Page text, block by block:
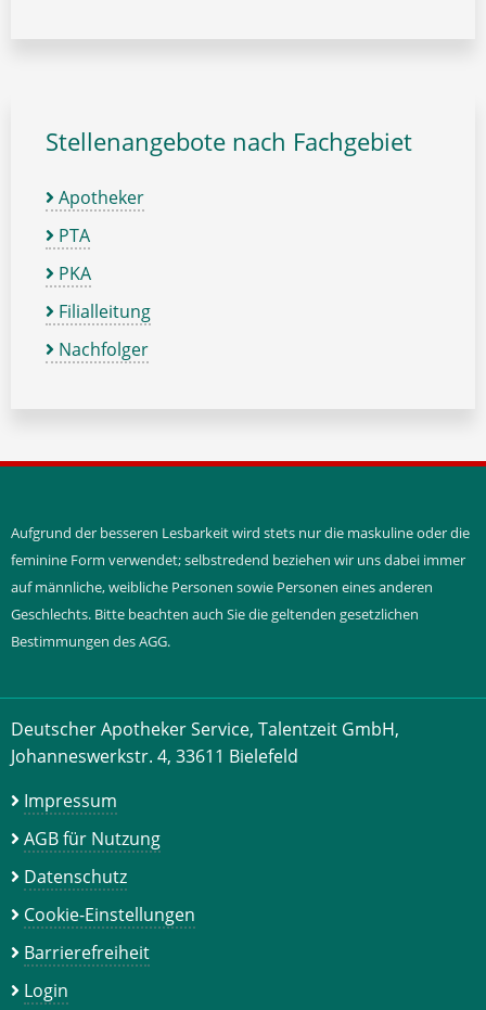
Stellenangebote nach Fachgebiet
Apotheker
PTA
PKA
Filialleitung
Nachfolger
Aufgrund der besseren Lesbarkeit wird stets nur die maskuline oder die
feminine Form verwendet; selbstredend beziehen wir uns dabei immer
auf männliche, weibliche Personen sowie Personen eines anderen
Geschlechts. Bitte beachten auch Sie die geltenden gesetzlichen
Bestimmungen des AGG.
Deutscher Apotheker Service, Talentzeit GmbH,
Johanneswerkstr. 4, 33611 Bielefeld
Impressum
AGB für Nutzung
Datenschutz
Cookie-Einstellungen
Barrierefreiheit
Login